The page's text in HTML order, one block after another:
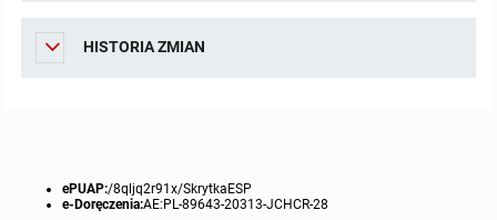
HISTORIA ZMIAN
ePUAP:/8qljq2r91x/SkrytkaESP
e-Doręczenia:AE:PL-89643-20313-JCHCR-28